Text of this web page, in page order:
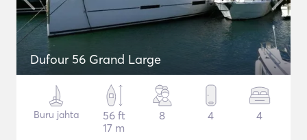
Dufour 56 Grand Large
Buru jahta
56 ft
17 m
8 4 4